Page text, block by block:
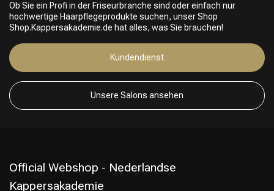
Ob Sie ein Profi in der Friseurbranche sind oder einfach nur
hochwertige Haarpflegeprodukte suchen, unser Shop
Shop.Kappersakademie.de hat alles, was Sie brauchen!
Kundendienst
Unsere Salons ansehen
Official Webshop - Nederlandse
Kappersakademie